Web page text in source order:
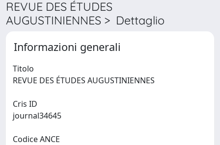
REVUE DES ÉTUDES
AUGUSTINIENNES > Dettaglio
Informazioni generali
Titolo
Cris ID
Codice ANCE